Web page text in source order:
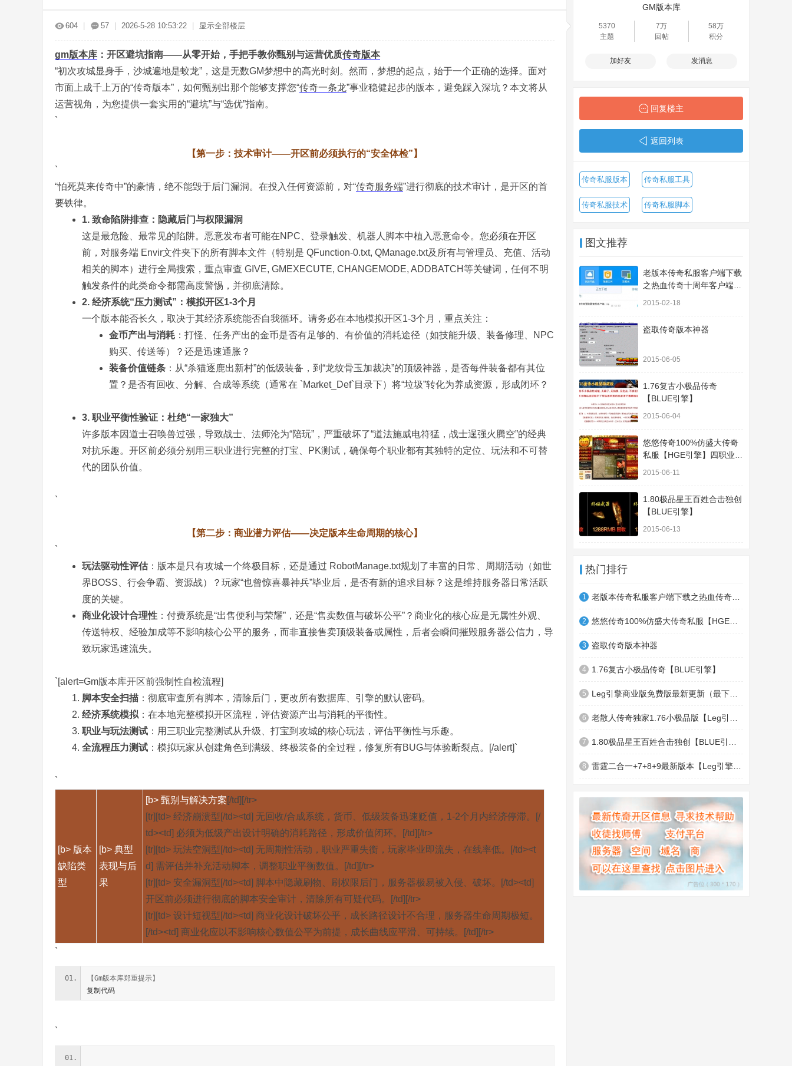
604 57 2026-5-28 10:53:22 显示全部楼层
gm版本库 ：开区避坑指南——从零开始，手把手教你甄别与运营优质传奇版本
“初次攻城显身手，沙城遍地是蛟龙”，这是无数GM梦想中的高光时刻。然而，梦想的起点，始于一个正确的选择。面对
市面上成千上万的“传奇版本”，如何甄别出那个能够支撑您“传奇一条龙”事业稳健起步的版本，避免踩入深坑？本文将从
运营视角，为您提供一套实用的“避坑”与“选优”指南。
`
【第一步：技术审计——开区前必须执行的“安全体检”】
`
“怕死莫来传奇中”的豪情，绝不能毁于后门漏洞。在投入任何资源前，对“传奇服务端”进行彻底的技术审计，是开区的首
要铁律。
1. 致命陷阱排查：隐藏后门与权限漏洞
这是最危险、最常见的陷阱。恶意发布者可能在NPC、登录触发、机器人脚本中植入恶意命令。您必须在开区
前，对服务端 Envir文件夹下的所有脚本文件（特别是 QFunction-0.txt, QManage.txt及所有与管理员、充值、活动
相关的脚本）进行全局搜索，重点审查 GIVE, GMEXECUTE, CHANGEMODE, ADDBATCH等关键词，任何不明
触发条件的此类命令都需高度警惕，并彻底清除。
2. 经济系统“压力测试”：模拟开区1-3个月
一个版本能否长久，取决于其经济系统能否自我循环。请务必在本地模拟开区1-3个月，重点关注：
金币产出与消耗 ：打怪、任务产出的金币是否有足够的、有价值的消耗途径（如技能升级、装备修理、NPC
购买、传送等）？还是迅速通胀？
装备价值链条 ：从“杀猫逐鹿出新村”的低级装备，到“龙纹骨玉加裁决”的顶级神器，是否每件装备都有其位
置？是否有回收、分解、合成等系统（通常在 `Market_Def`目录下）将“垃圾”转化为养成资源，形成闭环？
3. 职业平衡性验证：杜绝“一家独大”
许多版本因道士召唤兽过强，导致战士、法师沦为“陪玩”，严重破坏了“道法施威电符猛，战士逞强火腾空”的经典
对抗乐趣。开区前必须分别用三职业进行完整的打宝、PK测试，确保每个职业都有其独特的定位、玩法和不可替
代的团队价值。
`
【第二步：商业潜力评估——决定版本生命周期的核心】
`
玩法驱动性评估：版本是只有攻城一个终极目标，还是通过 RobotManage.txt规划了丰富的日常、周期活动（如世
界BOSS、行会争霸、资源战）？玩家“也曾惊喜暴神兵”毕业后，是否有新的追求目标？这是维持服务器日常活跃
度的关键。
商业化设计合理性 ：付费系统是“出售便利与荣耀”，还是“售卖数值与破坏公平”？商业化的核心应是无属性外观、
传送特权、经验加成等不影响核心公平的服务，而非直接售卖顶级装备或属性，后者会瞬间摧毁服务器公信力，导
致玩家迅速流失。
`[alert=Gm版本库开区前强制性自检流程]
脚本安全扫描 ：彻底审查所有脚本，清除后门，更改所有数据库、引擎的默认密码。
经济系统模拟 ：在本地完整模拟开区流程，评估资源产出与消耗的平衡性。
职业与玩法测试 ：用三职业完整测试从升级、打宝到攻城的核心玩法，评估平衡性与乐趣。
全流程压力测试 ：模拟玩家从创建角色到满级、终极装备的全过程，修复所有BUG与体验断裂点。[/alert]`
`
[b> 版本
缺陷类
型
[b> 典型
表现与后
果
[b> 甄别与解决方案[/td][/tr>
[tr][td> 经济崩溃型[/td><td] 无回收/合成系统，货币、低级装备迅速贬值，1-2个月内经济停滞。[/
td><td] 必须为低级产出设计明确的消耗路径，形成价值闭环。[/td][/tr>
[tr][td> 玩法空洞型[/td><td] 无周期性活动，职业严重失衡，玩家毕业即流失，在线率低。[/td><t
d] 需评估并补充活动脚本，调整职业平衡数值。[/td][/tr>
[tr][td> 安全漏洞型[/td><td] 脚本中隐藏刷物、刷权限后门，服务器极易被入侵、破坏。[/td><td]
开区前必须进行彻底的脚本安全审计，清除所有可疑代码。[/td][/tr>
[tr][td> 设计短视型[/td><td] 商业化设计破坏公平，成长路径设计不合理，服务器生命周期极短。
[/td><td] 商业化应以不影响核心数值公平为前提，成长曲线应平滑、可持续。[/td][/tr>
`
【Gm版本库郑重提示】
复制代码
`
GM版本库
5370
主题
7万
回帖
58万
积分
加好友 发消息
回复楼主
返回列表
传奇私服版本 传奇私服工具
传奇私服技术 传奇私服脚本
图文推荐
老版本传奇私服客户端下载
之热血传奇十周年客户端下
2015-02-18
盗取传奇版本神器
2015-06-05
1.76复古小极品传奇
【BLUE引擎】
2015-06-04
悠悠传奇100%仿盛大传奇
私服【HGE引擎】四职业疯
2015-06-11
1.80极品星王百姓合击独创
【BLUE引擎】
2015-06-13
热门排行
1
2
3 盗取传奇版本神器
4 1.76复古小极品传奇【BLUE引擎】
5
6
7
8